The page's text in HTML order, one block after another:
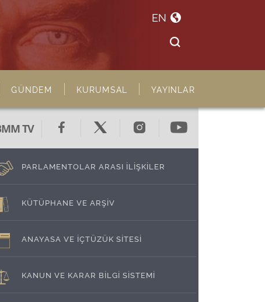
EN
GÜNDEM KURUMSAL YAYINLAR
TV
PARLAMENTOLAR ARASI İLİŞKİLER
KÜTÜPHANE VE ARŞİV
ANAYASA VE İÇTÜZÜK SİTESİ
KANUN VE KARAR BİLGİ SİSTEMİ